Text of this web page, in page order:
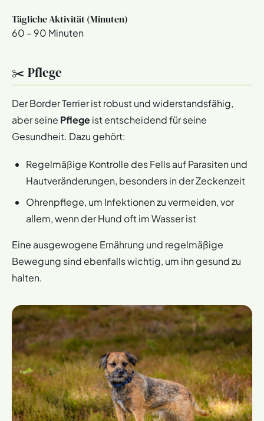
Tägliche Aktivität (Minuten)
60 – 90 Minuten
✂️ Pflege
Der Border Terrier ist robust und widerstandsfähig,
aber seine Pflegeist entscheidend für seine
Gesundheit. Dazu gehört:
Regelmäßige Kontrolle des Fells auf Parasiten und
Hautveränderungen, besonders in der Zeckenzeit
Ohrenpflege, um Infektionen zu vermeiden, vor
allem, wenn der Hund oft im Wasser ist
Eine ausgewogene Ernährung und regelmäßige
Bewegung sind ebenfalls wichtig, um ihn gesund zu
halten.